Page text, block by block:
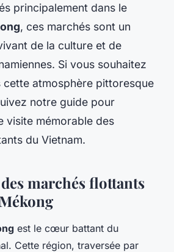
principalement dans le
, ces marchés sont un
de la culture et de
Si vous souhaitez
cette atmosphère pittoresque
notre guide pour
visite mémorable des
du Vietnam.
marchés flottants
est le cœur battant du
Cette région, traversée par